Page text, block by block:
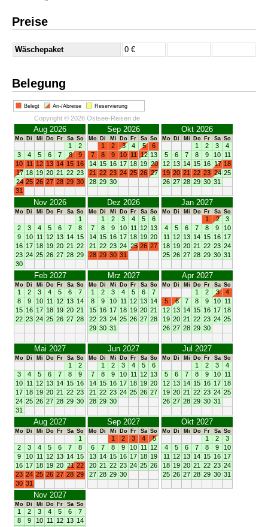
Preise
Wäschepaket 0 €
Belegung
Belegt An-/Abreise Reservierung
Copyright © 2026 Ostsee-Reisen.de
Aug 2026
Mo Di Mi Do Fr Sa So
1
2
3
4 5 6 7 8
9
10 11 12 13 14 15 16
17 18 19 20 21 22 23
24 25 26 27 28 29 30
31
Sep 2026
Mo Di Mi Do Fr Sa So
1 2 3 4 5
6
7
8 9 10 11 12 13
14 15 16 17 18 19 20
21
22 23 24 25 26 27
28 29 30
Okt 2026
Mo Di Mi Do Fr Sa So
1 2 3
4
5
6 7 8 9 10 11
12 13 14 15 16 17 18
19 20 21 22 23 24 25
26 27 28 29 30 31
Nov 2026
Mo Di Mi Do Fr Sa So
1
2
3 4 5 6 7
8
9
10 11 12 13 14 15
16 17 18 19 20 21
22
23 24 25 26 27 28 29
30
Dez 2026
Mo Di Mi Do Fr Sa So
1 2 3 4 5
6
7
8 9 10 11 12 13
14 15 16 17 18 19 20
21
22 23 24 25 26 27
28 29 30 31
Jan 2027
Mo Di Mi Do Fr Sa So
1 2
3
4
5 6 7 8 9
10
11
12 13 14 15 16 17
18 19 20 21 22 23 24
25 26 27 28 29 30 31
Feb 2027
Mo Di Mi Do Fr Sa So
1 2 3 4 5 6
7
8
9 10 11 12 13 14
15 16 17 18 19 20 21
22 23 24 25 26 27 28
Mrz 2027
Mo Di Mi Do Fr Sa So
1 2 3 4 5 6
7
8
9 10 11 12 13 14
15 16 17 18 19 20 21
22 23 24 25 26 27 28
29 30 31
Apr 2027
Mo Di Mi Do Fr Sa So
1 2 3
4
5
6 7 8 9 10 11
12 13 14 15 16 17 18
19 20 21 22 23 24 25
26 27 28 29 30
Mai 2027
Mo Di Mi Do Fr Sa So
1
2
3
4 5 6 7 8
9
10 11 12 13 14 15 16
17 18 19 20 21 22 23
24 25 26 27 28 29 30
31
Jun 2027
Mo Di Mi Do Fr Sa So
1 2 3 4 5
6
7
8 9 10 11 12 13
14 15 16 17 18 19 20
21
22 23 24 25 26 27
28 29 30
Jul 2027
Mo Di Mi Do Fr Sa So
1 2 3
4
5
6 7 8 9 10 11
12 13 14 15 16 17 18
19 20 21 22 23 24 25
26 27 28 29 30 31
Aug 2027
Mo Di Mi Do Fr Sa So
1
2
3 4 5 6 7
8
9
10 11 12 13 14 15
16 17 18 19 20 21 22
23 24 25 26 27 28 29
30 31
Sep 2027
Mo Di Mi Do Fr Sa So
1 2 3 4
5
6
7 8 9 10 11
12
13 14 15 16 17 18 19
20 21 22 23 24 25 26
27 28 29 30
Okt 2027
Mo Di Mi Do Fr Sa So
1 2
3
4
5 6 7 8 9
10
11
12 13 14 15 16 17
18 19 20 21 22 23 24
25 26 27 28 29 30 31
Nov 2027
Mo Di Mi Do Fr Sa So
1 2 3 4 5 6
7
8
9 10 11 12 13 14